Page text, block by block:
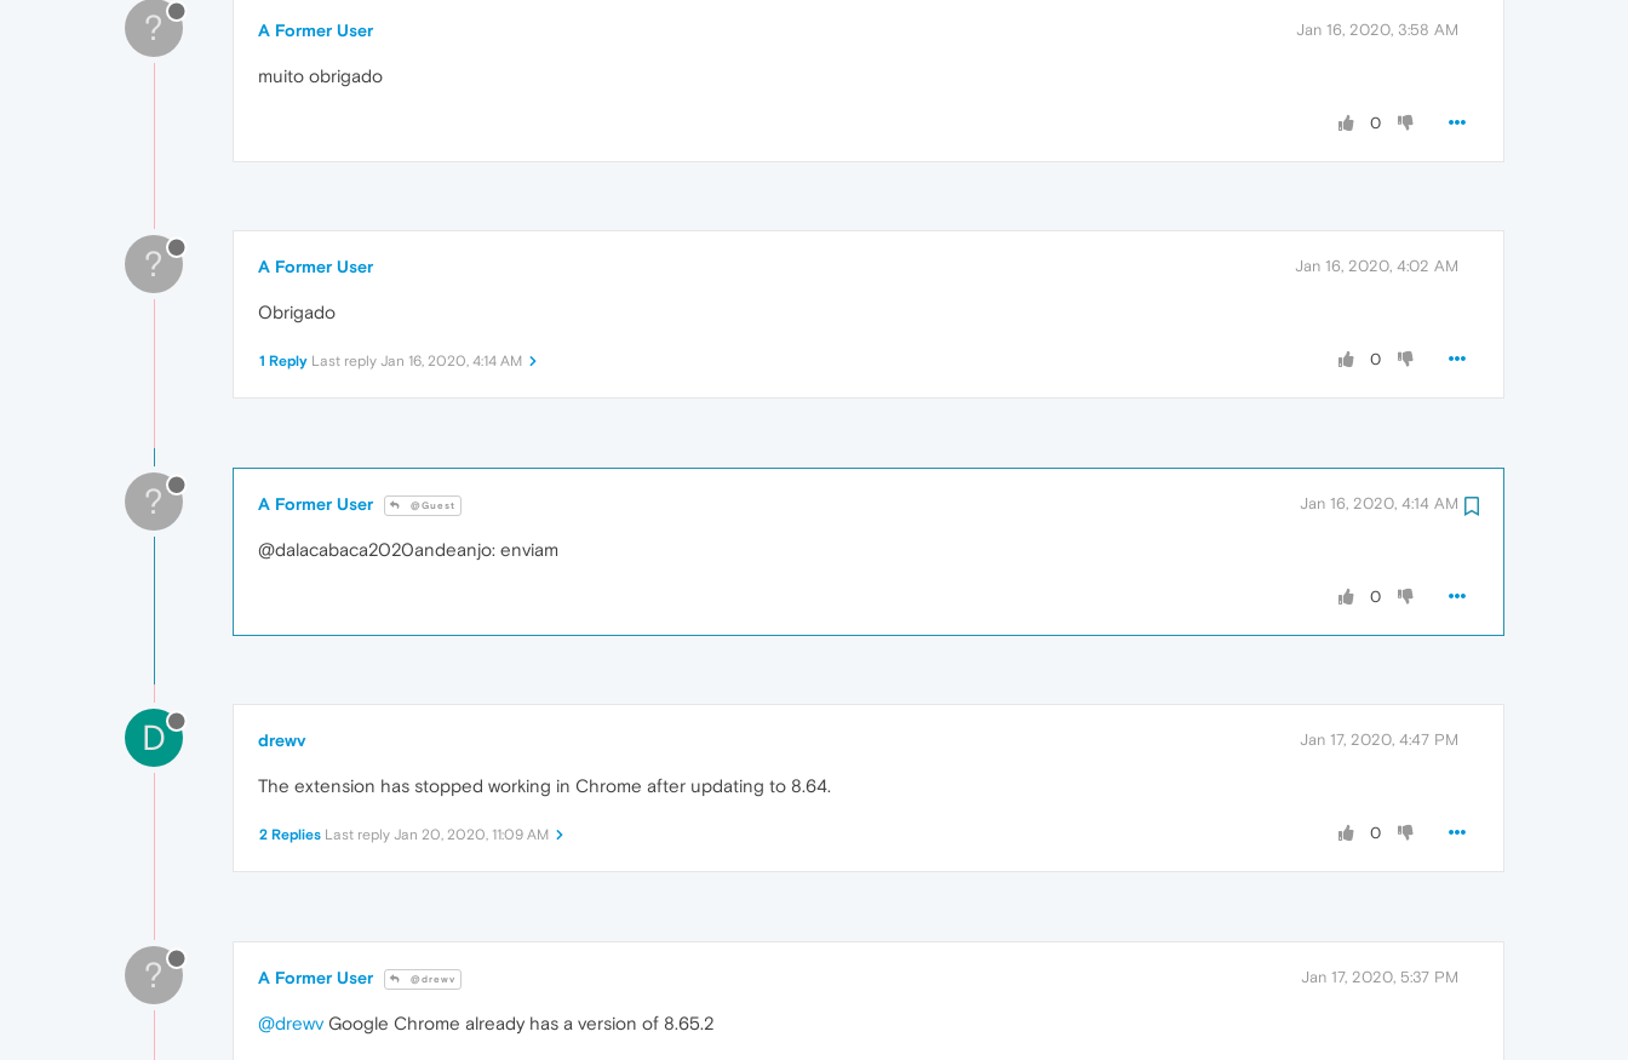
? A Former User Jan 16, 2020, 3:58 AM
muito obrigado
0
? A Former User Jan 16, 2020, 4:02 AM
Obrigado
0
1 Reply Last reply Jan 16, 2020, 4:14 AM
? A Former User @Guest Jan 16, 2020, 4:14 AM
@dalacabaca2020andeanjo: enviam
0
D drewv Jan 17, 2020, 4:47 PM
The extension has stopped working in Chrome after updating to 8.64.
0
2 Replies Last reply Jan 20, 2020, 11:09 AM
? A Former User @drewv Jan 17, 2020, 5:37 PM
@drewv Google Chrome already has a version of 8.65.2